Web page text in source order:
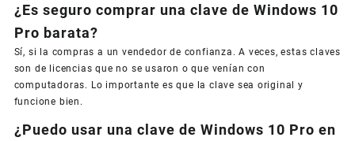
¿Es seguro comprar una clave de Windows 10
Pro barata?
Sí, si la compras a un vendedor de confianza. A veces, estas claves
son de licencias que no se usaron o que venían con
computadoras. Lo importante es que la clave sea original y
funcione bien.
¿Puedo usar una clave de Windows 10 Pro en